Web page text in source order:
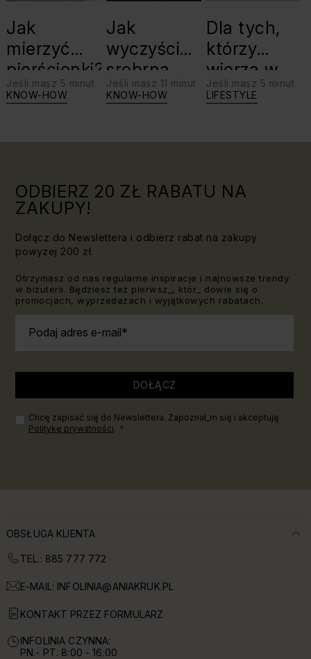
Jak
mierzyć
pierścionki?
Jeśli masz 5 minut
KNOW-HOW
Jak
wyczyścić
srebrną
biżuterię?
Jeśli masz 11 minut
KNOW-HOW
Dla tych,
którzy
wierzą w
swoje siły:
Jeśli masz 5 minut
LIFESTYLE
ODBIERZ 20 ZŁ RABATU NA
ZAKUPY!
Dołącz do Newslettera i odbierz rabat na zakupy
powyżej 200 zł.
Otrzymasz od nas regularne inspiracje i najnowsze trendy
w biżuterii. Będziesz też pierwsz_, któr_ dowie się o
promocjach, wyprzedażach i wyjątkowych rabatach.
Podaj adres e-mail
DOŁĄCZ
Chcę zapisać się do Newslettera. Zapoznał_m się i akceptuję
Politykę prywatności.
OBSŁUGA KLIENTA
TEL.: 885 777 772
E-MAIL: INFOLINIA@ANIAKRUK.PL
KONTAKT PRZEZ FORMULARZ
INFOLINIA CZYNNA:
PN.- PT. 8:00 - 16:00